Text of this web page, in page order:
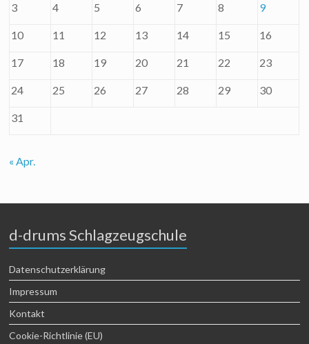
3 4 5 6 7 8 9
10 11 12 13 14 15 16
17 18 19 20 21 22 23
24 25 26 27 28 29 30
31
« Apr.
d-drums Schlagzeugschule
Datenschutzerklärung
Impressum
Kontakt
Cookie-Richtlinie (EU)